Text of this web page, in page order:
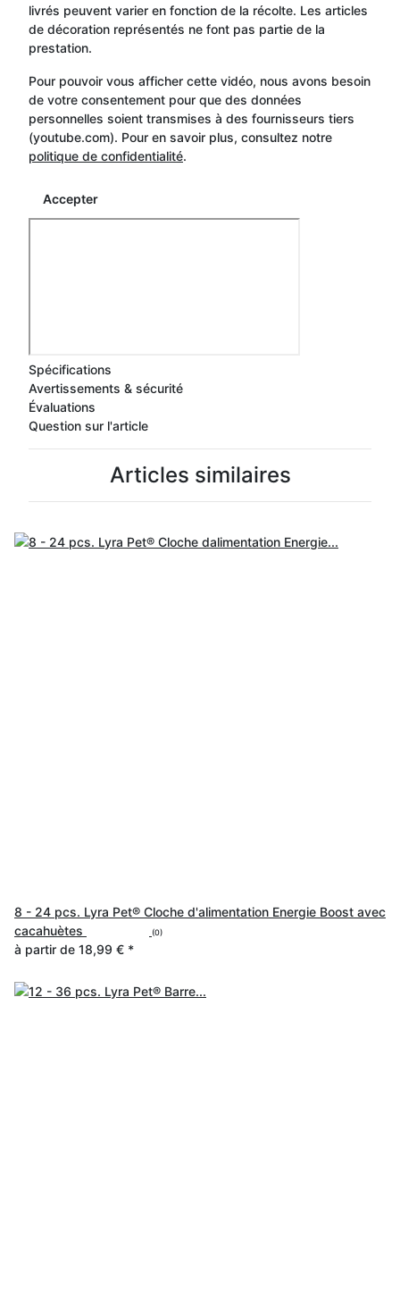
livrés peuvent varier en fonction de la récolte. Les articles
de décoration représentés ne font pas partie de la
prestation.
Pour pouvoir vous afficher cette vidéo, nous avons besoin
de votre consentement pour que des données
personnelles soient transmises à des fournisseurs tiers
(youtube.com). Pour en savoir plus, consultez notre
politique de confidentialité.
Accepter
Spécifications
Avertissements & sécurité
Évaluations
Question sur l'article
Articles similaires
8 - 24 pcs. Lyra Pet® Cloche d'alimentation Energie Boost avec
cacahuètes
(0)
à partir de 18,99 € *